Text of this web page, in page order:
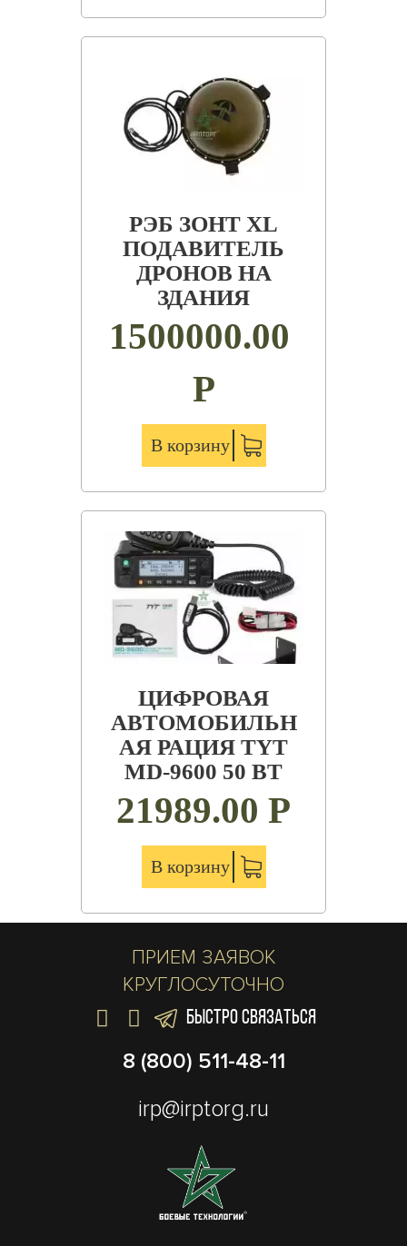
РЭБ ЗОНТ XL
ПОДАВИТЕЛЬ
ДРОНОВ НА
ЗДАНИЯ
1500000.00
Р
В корзину
ЦИФРОВАЯ
АВТОМОБИЛЬН
АЯ РАЦИЯ TYT
MD-9600 50 ВТ
21989.00 Р
В корзину
ПРИЕМ ЗАЯВОК
КРУГЛОСУТОЧНО
БЫСТРО СВЯЗАТЬСЯ
8 (800) 511-48-11
irp@irptorg.ru